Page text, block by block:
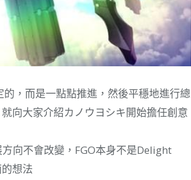
，而是一點點推進，然後平穩地進行總
向大家介紹カノウヨシキ開始擔任創意
向不會改變，FGO本身不是Delight
想法